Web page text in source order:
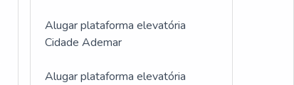
Alugar plataforma elevatória
Cidade Ademar
Alugar plataforma elevatória